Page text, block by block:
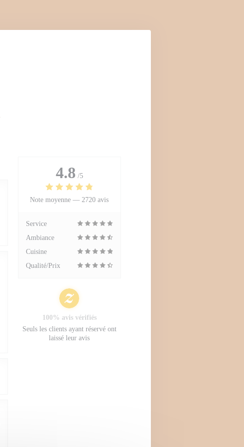
4.8 /5
Note moyenne —2720 avis
Service
Ambiance
Cuisine
Qualité/Prix
100% avis vérifiés
Seuls les clients ayant réservé ont
laissé leur avis